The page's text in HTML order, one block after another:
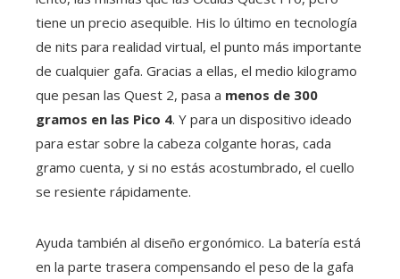
tiene un precio asequible. His lo último en tecnología
de nits para realidad virtual, el punto más importante
de cualquier gafa. Gracias a ellas, el medio kilogramo
que pesan las Quest 2, pasa a menos de 300
gramos en las Pico 4. Y para un dispositivo ideado
para estar sobre la cabeza colgante horas, cada
gramo cuenta, y si no estás acostumbrado, el cuello
se resiente rápidamente.
Ayuda también al diseño ergonómico. La batería está
en la parte trasera compensando el peso de la gafa